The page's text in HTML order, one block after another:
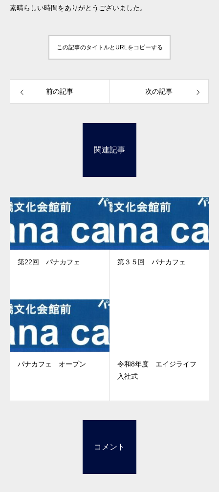
素晴らしい時間をありがとうございました。
この記事のタイトルとURLをコピーする
前の記事 次の記事
関連記事
第22回 パナカフェ 第３５回 パナカフェ
パナカフェ オープン
令和8年度 エイジライフ
入社式
コメント